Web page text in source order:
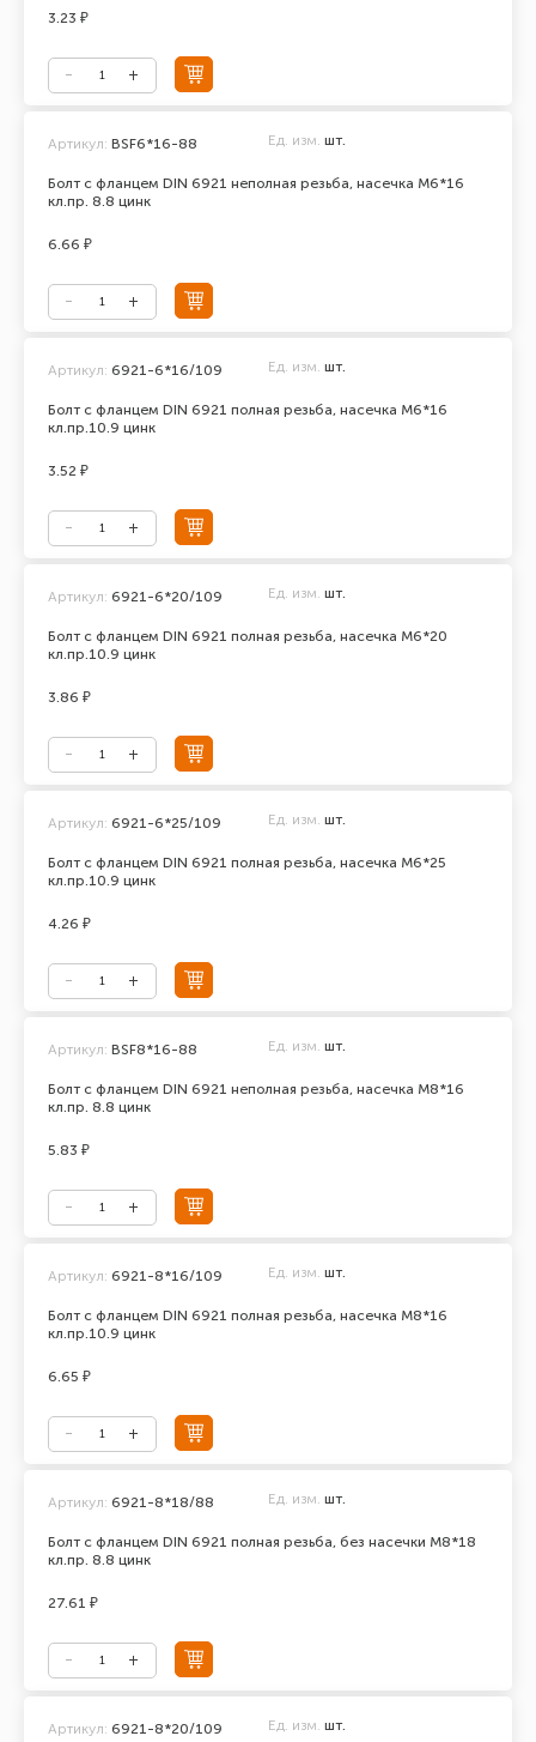
3.23 ₽
Болт с фланцем DIN 6921 неполная резьба, насечка М6*16
кл.пр. 8.8 цинк
Артикул: BSF6*16-88 Ед. изм. шт.
6.66 ₽
Болт с фланцем DIN 6921 полная резьба, насечка М6*16
кл.пр.10.9 цинк
Артикул: 6921-6*16/109 Ед. изм. шт.
3.52 ₽
Болт с фланцем DIN 6921 полная резьба, насечка М6*20
кл.пр.10.9 цинк
Артикул: 6921-6*20/109 Ед. изм. шт.
3.86 ₽
Болт с фланцем DIN 6921 полная резьба, насечка М6*25
кл.пр.10.9 цинк
Артикул: 6921-6*25/109 Ед. изм. шт.
4.26 ₽
Болт с фланцем DIN 6921 неполная резьба, насечка М8*16
кл.пр. 8.8 цинк
Артикул: BSF8*16-88 Ед. изм. шт.
5.83 ₽
Болт с фланцем DIN 6921 полная резьба, насечка М8*16
кл.пр.10.9 цинк
Артикул: 6921-8*16/109 Ед. изм. шт.
6.65 ₽
Болт с фланцем DIN 6921 полная резьба, без насечки М8*18
кл.пр. 8.8 цинк
Артикул: 6921-8*18/88 Ед. изм. шт.
27.61 ₽
Артикул: 6921-8*20/109 Ед. изм. шт.